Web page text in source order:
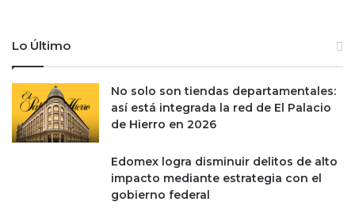
Lo Último
No solo son tiendas departamentales:
así está integrada la red de El Palacio
de Hierro en 2026
Edomex logra disminuir delitos de alto
impacto mediante estrategia con el
gobierno federal